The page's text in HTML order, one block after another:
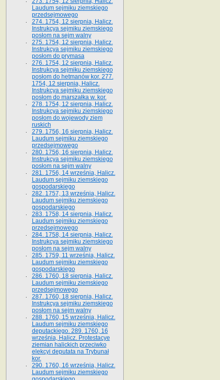
Laudum sejmiku ziemskiego
przedsejmowego
274. 1754, 12 sierpnia, Halicz.
Instrukcya sejmiku ziemskiego
posłom na sejm walny
275. 1754, 12 sierpnia, Halicz.
Instrukcya sejmiku ziemskiego
posłom do prymasa
276. 1754, 12 sierpnia, Halicz.
Instrukcya sejmiku ziemskiego
posłom do hetmanów kor. 277.
1754, 12 sierpnia, Halicz.
Instrukcya sejmiku ziemskiego
posłom do marszałka w. kor.
278. 1754, 12 sierpnia, Halicz.
Instrukcya sejmiku ziemskiego
posłom do wojewody ziem
ruskich
279. 1756, 16 sierpnia, Halicz.
Laudum sejmiku ziemskiego
przedsejmowego
280. 1756, 16 sierpnia, Halicz.
Instrukcya sejmiku ziemskiego
posłom na sejm walny
281. 1756, 14 września, Halicz.
Laudum sejmiku ziemskiego
gospodarskiego
282. 1757, 13 września, Halicz.
Laudum sejmiku ziemskiego
gospodarskiego
283. 1758, 14 sierpnia, Halicz.
Laudum sejmiku ziemskiego
przedsejmowego
284. 1758, 14 sierpnia, Halicz.
Instrukcya sejmiku ziemskiego
posłom na sejm walny
285. 1759, 11 września, Halicz.
Laudum sejmiku ziemskiego
gospodarskiego
286. 1760, 18 sierpnia, Halicz.
Laudum sejmiku ziemskiego
przedsejmowego
287. 1760, 18 sierpnia, Halicz.
Instrukcya sejmiku ziemskiego
posłom na sejm walny
288. 1760, 15 września, Halicz.
Laudum sejmiku ziemskiego
deputackiego. 289. 1760, 16
września, Halicz. Protestacye
ziemian halickich przeciwko
elekcyi deputata na Trybunał
kor.
290. 1760, 16 września, Halicz.
Laudum sejmiku ziemskiego